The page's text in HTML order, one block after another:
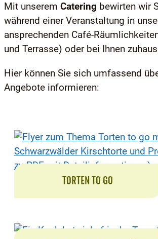
Mit unserem Catering bewirten wir
während einer Veranstaltung in
ansprechenden Café-
und Terrasse) oder bei Ihnen
Hier können Sie sich umfassend
Angebote informieren:
TORTEN TO GO